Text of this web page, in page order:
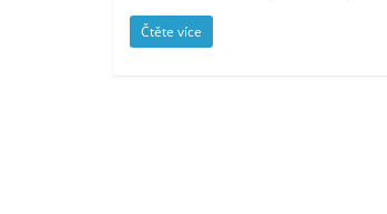
Čtěte více